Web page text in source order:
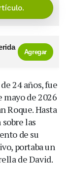
Agregar
24 años, fue
mayo de 2026
Roque. Hasta
las
de su
portaba un
de David.